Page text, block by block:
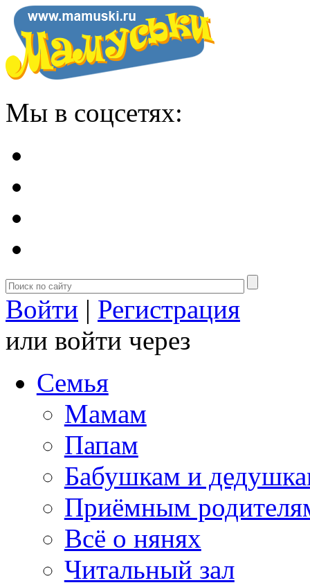
Мы в соцсетях:
Войти | Регистрация
или войти через
Семья
Мамам
Папам
Бабушкам и
Приёмным
Всё о нянях
Читальный зал